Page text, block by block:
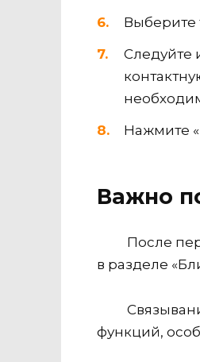
Выберите
Следуйте
Нажмите
Важно
После
в разделе
функций,